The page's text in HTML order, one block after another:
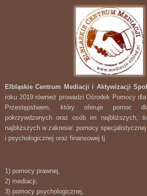
Elbląskie Centrum Mediacji i Aktywizacji
roku 2019 również prowadzi Ośrodek Pomocy
Przestępstwem, który oferuje pomoc
pokrzywdzonych oraz osób im najbliższych,
najbliższych w zakresie: pomocy
i psychologicznej oraz finansowej tj.
1) pomocy prawnej,
2) mediacji,
3) pomocy psychologicznej,